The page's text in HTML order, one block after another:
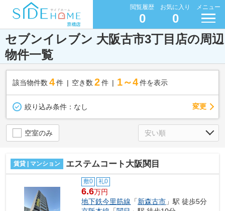
閲覧履歴
0
お気に入り
0
メニュー
セブンイレブン 大阪古市3丁目店の周辺
物件一覧
該当物件数 4件 空き数 2 件 1～4 件を表示
絞り込み条件： なし 変更
空室のみ
賃貸 | マンション エステムコート大阪関目
敷0 礼0
6.6万円
地下鉄今里筋線 「新森古市 」駅 徒歩5分